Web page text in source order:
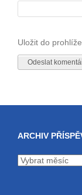
Uložit do
ARCHIV
Archiv